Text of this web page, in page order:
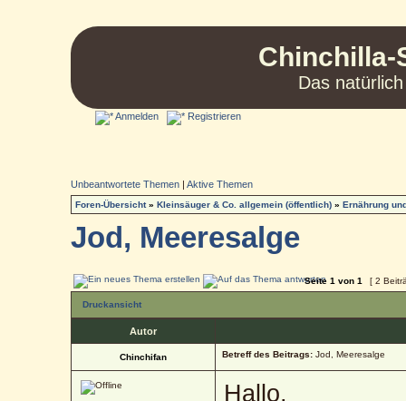
Chinchilla-
Das
Anmelden Registrieren
Unbeantwortete Themen |Aktive Themen
Foren-Übersicht»Kleinsäuger & Co. allgemein (öffentlich) »Ernährung
Jod, Meeresalge
Seite1 von1 [ 2
Druckansicht
Autor
Chinchifan Betreff des Beitrags: Jod, Meeresalge
Hallo,